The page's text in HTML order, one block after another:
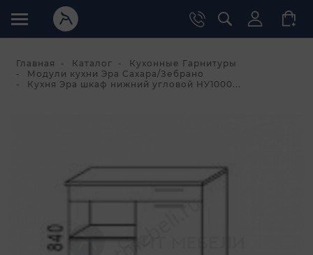
Главная Каталог
Кухонные Гарнитуры
Модули кухни Эра Сахара/Зебрано
Кухня Эра шкаф нижний угловой НУ1000...